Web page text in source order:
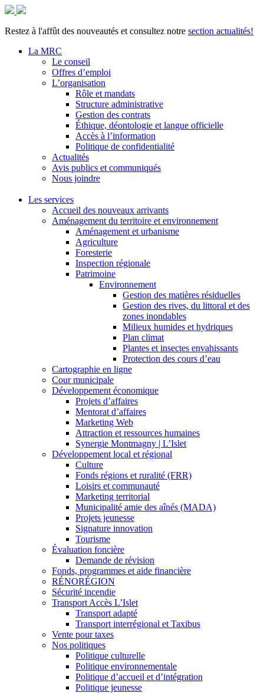
Restez à l'affût des nouveautés et consultez notre section actualités!
La MRC
Le conseil
Offres d’emploi
L’organisation
Rôle et mandats
Structure administrative
Gestion des contrats
Éthique, déontologie et langue officielle
Accès à l’information
Politique de confidentialité
Actualités
Avis publics et communiqués
Nous joindre
Les services
Accueil des nouveaux arrivants
Aménagement du territoire et environnement
Aménagement et urbanisme
Agriculture
Foresterie
Inspection régionale
Patrimoine
Environnement
Gestion des matières résiduelles
Gestion des rives, du littoral et des
zones inondables
Milieux humides et hydriques
Plan climat
Plantes et insectes envahissants
Protection des cours d’eau
Cartographie en ligne
Cour municipale
Développement économique
Projets d’affaires
Mentorat d’affaires
Marketing Web
Attraction et ressources humaines
Synergie Montmagny | L’Islet
Développement local et régional
Culture
Fonds régions et ruralité (FRR)
Loisirs et communauté
Marketing territorial
Municipalité amie des aînés (MADA)
Projets jeunesse
Signature innovation
Tourisme
Évaluation foncière
Demande de révision
Fonds, programmes et aide financière
RÉNORÉGION
Sécurité incendie
Transport Accès L’Islet
Transport adapté
Transport interrégional et Taxibus
Vente pour taxes
Nos politiques
Politique culturelle
Politique environnementale
Politique d’accueil et d’intégration
Politique jeunesse